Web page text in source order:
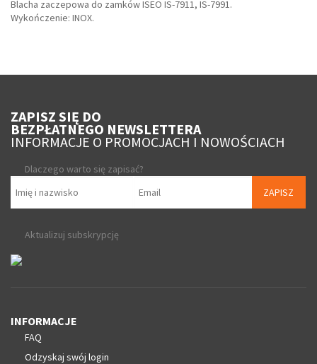
Blacha zaczepowa do zamków ISEO IS-7911, IS-7991.
Wykończenie: INOX.
ZAPISZ SIĘ DO
BEZPŁATNEGO NEWSLETTERA
INFORMACJE O PROMOCJACH I NOWOŚCIACH
Dlaczego warto się zapisać?
ZAPISZ
Aktualizuj subskrypcję
INFORMACJE
FAQ
Odzyskaj swój login